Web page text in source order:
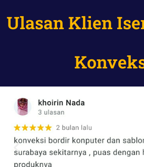
Ulasan Klien